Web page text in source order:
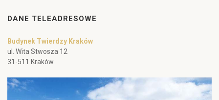
DANE TELEADRESOWE
Budynek Twierdzy Kraków
ul. Wita Stwosza 12
31-511 Kraków